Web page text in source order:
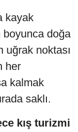
kayak
doğa
uğrak noktası
her
kalmak
saklı.
kış turizmi